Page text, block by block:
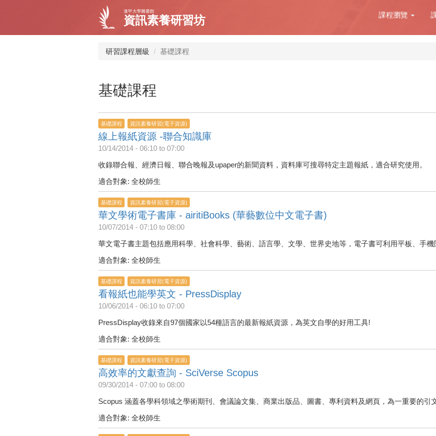
內
逢甲大學圖書館
資訊素養研習坊 課程瀏覽
研習課程層級 基礎課程
基礎課程
基礎課程 資訊素養研習(電子資源)
線上報紙資源 -聯合知識庫
10/14/2014 - 06:10 to 07:00
收錄聯合報、經濟日報、聯合晚報及upaper的新聞資料，資料庫可搜尋特定主題報紙，適合研究使用。
適合對象: 全校師生
基礎課程 資訊素養研習(電子資源)
華文學術電子書庫 - airitiBooks (華藝數位中文電子書)
10/07/2014 - 07:10 to 08:00
華文電子書主題包括應用科學、社會科學、藝術、語言學、文學、世界史地等，電子書可利用平板、手機
適合對象: 全校師生
基礎課程 資訊素養研習(電子資源)
看報紙也能學英文 - PressDisplay
10/06/2014 - 06:10 to 07:00
PressDisplay收錄來自97個國家以54種語言的最新報紙資源，為英文自學的好用工具!
適合對象: 全校師生
基礎課程 資訊素養研習(電子資源)
高效率的文獻查詢 - SciVerse Scopus
09/30/2014 - 07:00 to 08:00
Scopus 涵蓋各學科領域之學術期刊、會議論文集、商業出版品、圖書、專利資料及網頁，為一重要的引
適合對象: 全校師生